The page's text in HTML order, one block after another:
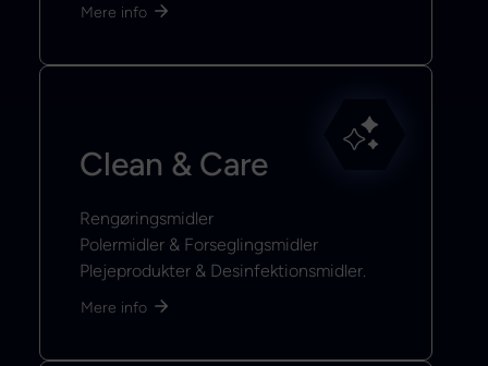
Mere info
Clean & Care
Rengøringsmidler
Polermidler & Forseglingsmidler
Plejeprodukter & Desinfektionsmidler.
Mere info